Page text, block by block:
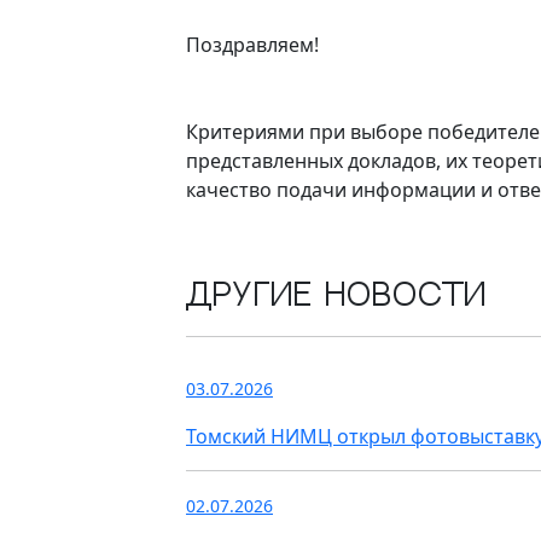
Поздравляем!
Критериями при выборе
представленных докладов, их
качество подачи информации и
Другие новости
03.07.2026
Томский НИМЦ открыл
02.07.2026